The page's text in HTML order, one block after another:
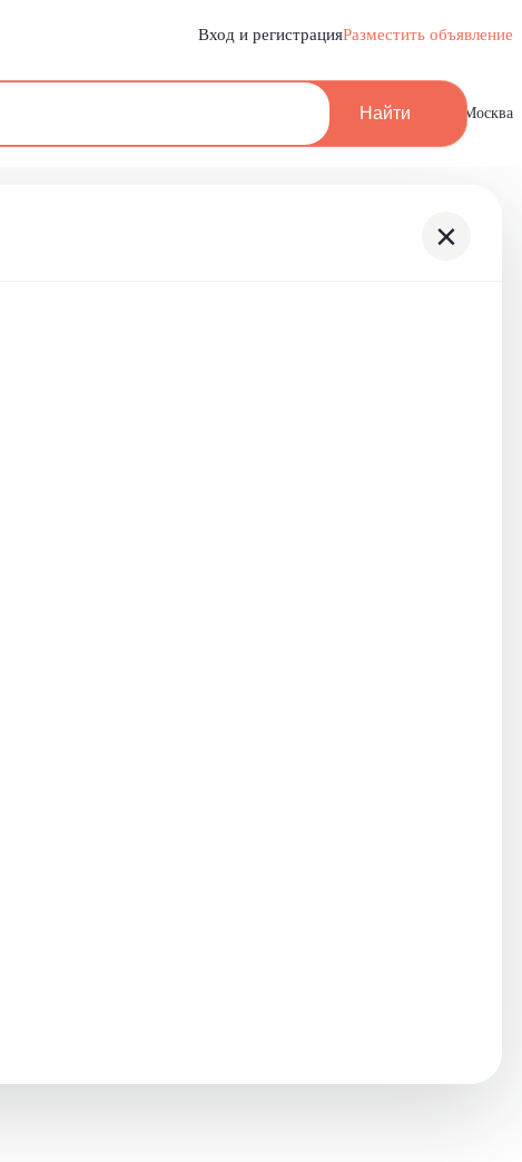
Вход и регистрацияРазместить объявление
Найти Москва
×